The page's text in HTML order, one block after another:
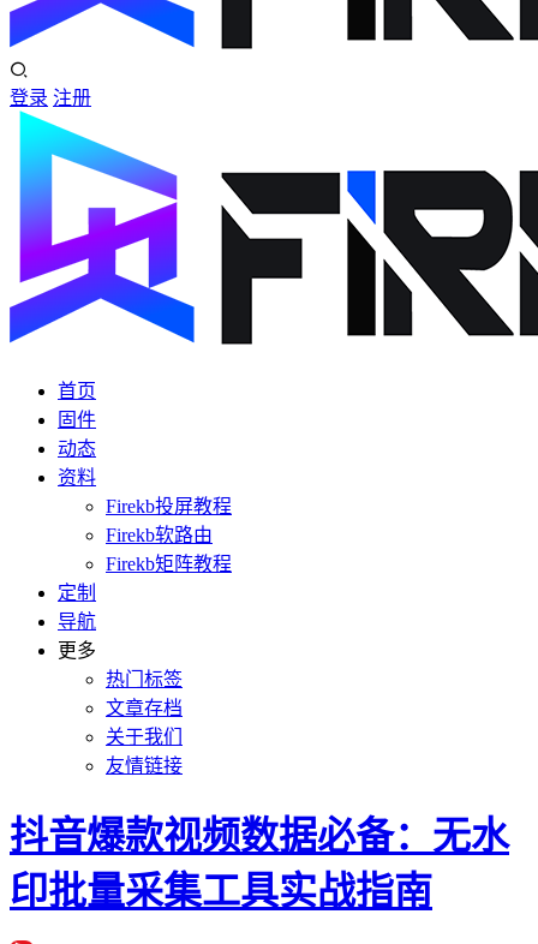
登录 注册
首页
固件
动态
资料
Firekb投屏教程
Firekb软路由
Firekb矩阵教程
定制
导航
更多
热门标签
文章存档
关于我们
友情链接
抖音爆款视频数据必备：无水
印批量采集工具实战指南